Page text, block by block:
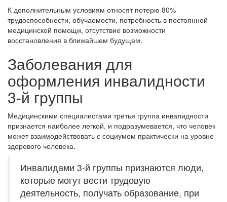
К дополнительным условиям относят потерю 80%
трудоспособности, обучаемости, потребность в постоянной
медицинской помощи, отсутствие возможности
восстановления в ближайшем будущем.
Заболевания для
оформления инвалидности
3-й группы
Медицинскими специалистами третья группа инвалидности
признается наиболее легкой, и подразумевается, что человек
может взаимодействовать с социумом практически на уровне
здорового человека.
Инвалидами 3-й группы признаются люди,
которые могут вести трудовую
деятельность, получать образование, при